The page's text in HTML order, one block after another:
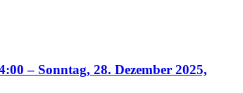
– Sonntag, 28. Dezember 2025,